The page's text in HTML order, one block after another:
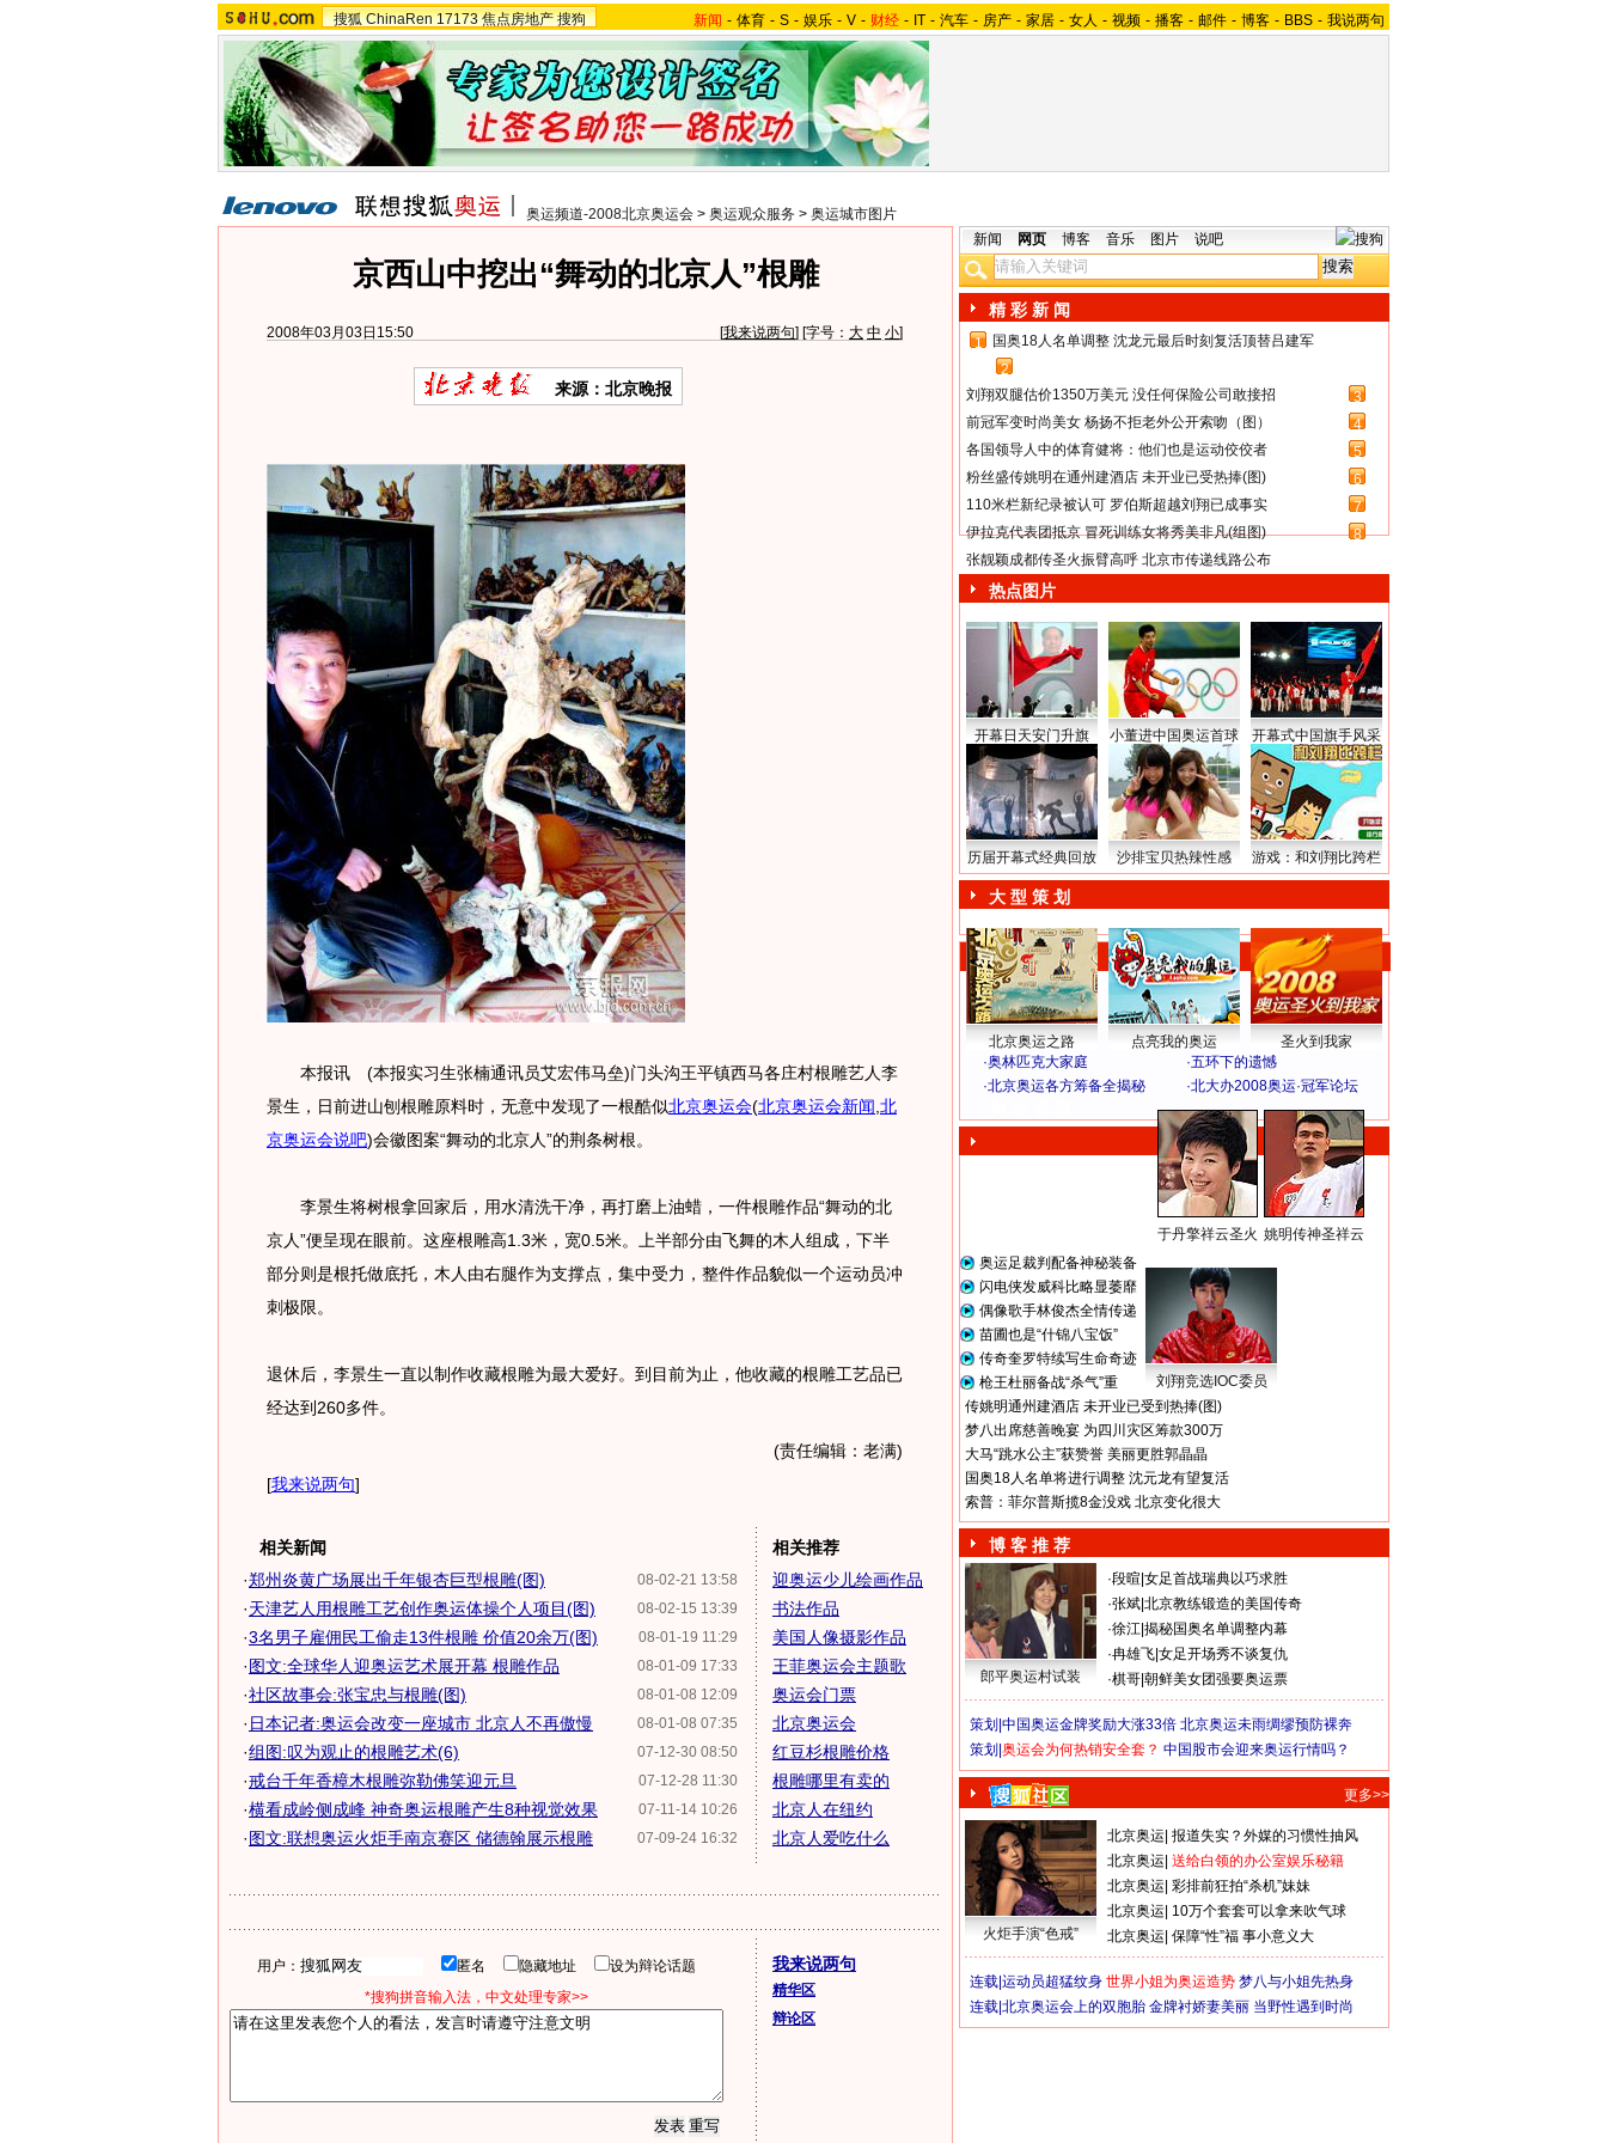
搜狐 ChinaRen 17173 焦点房地产 搜狗 新闻 - 体育 - S - 娱乐 - V - 财经 - IT - 汽车 - 房产 - 家居 - 女人 - 视频 - 播客 - 邮件 - 博客 - BBS - 我说两句
奥运频道-2008北京奥运会 > 奥运观众服务 > 奥运城市图片
京西山中挖出“舞动的北京人”根雕
2008年03月03日15:50 [我来说两句] [字号： 大 中 小]
来源：北京晚报
本报讯 (本报实习生张楠通讯员艾宏伟马垒)门头沟王平镇西马各庄村根雕艺人李
景生，日前进山刨根雕原料时，无意中发现了一根酷似北京奥运会(北京奥运会新闻 北
京奥运会说吧)会徽图案“舞动的北京人”的荆条树根。
李景生将树根拿回家后，用水清洗干净，再打磨上油蜡，一件根雕作品“舞动的北
京人”便呈现在眼前。这座根雕高1.3米，宽0.5米。上半部分由飞舞的木人组成，下半
部分则是根托做底托，木人由右腿作为支撑点，集中受力，整件作品貌似一个运动员冲
刺极限。
退休后，李景生一直以制作收藏根雕为最大爱好。到目前为止，他收藏的根雕工艺品已
经达到260多件。
(责任编辑：老满)
[我来说两句]
相关新闻
08-02-21 13:58
·郑州炎黄广场展出千年银杏巨型根雕(图)
08-02-15 13:39
·天津艺人用根雕工艺创作奥运体操个人项目(图)
08-01-19 11:29
·3名男子雇佣民工偷走13件根雕 价值20余万(图)
08-01-09 17:33
·图文:全球华人迎奥运艺术展开幕 根雕作品
08-01-08 12:09
·社区故事会:张宝忠与根雕(图)
08-01-08 07:35
· 日本记者:奥运会改变一座城市 北京人不再傲慢
07-12-30 08:50
·组图:叹为观止的根雕艺术(6)
07-12-28 11:30
·戒台千年香樟木根雕弥勒佛笑迎元旦
07-11-14 10:26
·横看成岭侧成峰 神奇奥运根雕产生8种视觉效果
07-09-24 16:32
·图文:联想奥运火炬手南京赛区 储德翰展示根雕
相关推荐
迎奥运少儿绘画作品
书法作品
美国人像摄影作品
王菲奥运会主题歌
奥运会门票
北京奥运会
红豆杉根雕价格
根雕哪里有卖的
北京人在纽约
北京人爱吃什么
用户： 匿名 隐藏地址
设为辩论话题
*搜狗拼音输入法，中文处理专家>>
我来说两句
精华区
辩论区
新闻 网页 博客 音乐 图片 说吧
精 彩 新 闻
1
国奥18人名单调整 沈龙元最后时刻复活顶替吕建军
2
刘翔双腿估价1350万美元 没任何保险公司敢接招
3
前冠军变时尚美女 杨扬不拒老外公开索吻（图）
4
各国领导人中的体育健将：他们也是运动佼佼者
5
粉丝盛传姚明在通州建酒店 未开业已受热捧(图)
6
110米栏新纪录被认可 罗伯斯超越刘翔已成事实
7
伊拉克代表团抵京 冒死训练女将秀美非凡(组图)
8
张靓颖成都传圣火振臂高呼 北京市传递线路公布
热点图片
开幕日天安门升旗 小董进中国奥运首球 开幕式中国旗手风采
历届开幕式经典回放 沙排宝贝热辣性感 游戏：和刘翔比跨栏
大 型 策 划
北京奥运之路 点亮我的奥运
圣火到我家
·奥林匹克大家庭 ·五环下的遗憾
·北京奥运各方筹备全揭秘 ·北大办2008奥运·冠军论坛
于丹擎祥云圣火 姚明传神圣祥云
奥运足裁判配备神秘装备
闪电侠发威科比略显萎靡
偶像歌手林俊杰全情传递
苗圃也是“什锦八宝饭”
传奇奎罗特续写生命奇迹
枪王杜丽备战“杀气”重
刘翔竞选IOC委员
传姚明通州建酒店 未开业已受到热捧(图)
梦八出席慈善晚宴 为四川灾区筹款300万
大马“跳水公主”获赞誉 美丽更胜郭晶晶
国奥18人名单将进行调整 沈元龙有望复活
索普：菲尔普斯揽8金没戏 北京变化很大
博 客 推 荐
郎平奥运村试装
·段暄 女足首战瑞典以巧求胜
·张斌 北京教练锻造的美国传奇
·徐江 揭秘国奥名单调整内幕
·冉雄飞 女足开场秀不谈复仇
·棋哥 朝鲜美女团强要奥运票
策划| 中国奥运金牌奖励大涨33倍 北京奥运未雨绸缪预防裸奔
策划| 奥运会为何热销安全套？ 中国股市会迎来奥运行情吗？
更多>>
火炬手演“色戒”
北京奥运 报道失实？外媒的习惯性抽风
北京奥运 送给白领的办公室娱乐秘籍
北京奥运 彩排前狂拍“杀机”妹妹
北京奥运 10万个套套可以拿来吹气球
北京奥运 保障“性”福 事小意义大
连载| 运动员超猛纹身 世界小姐为奥运造势 梦八与小姐先热身
连载| 北京奥运会上的双胞胎 金牌衬娇妻美丽 当野性遇到时尚